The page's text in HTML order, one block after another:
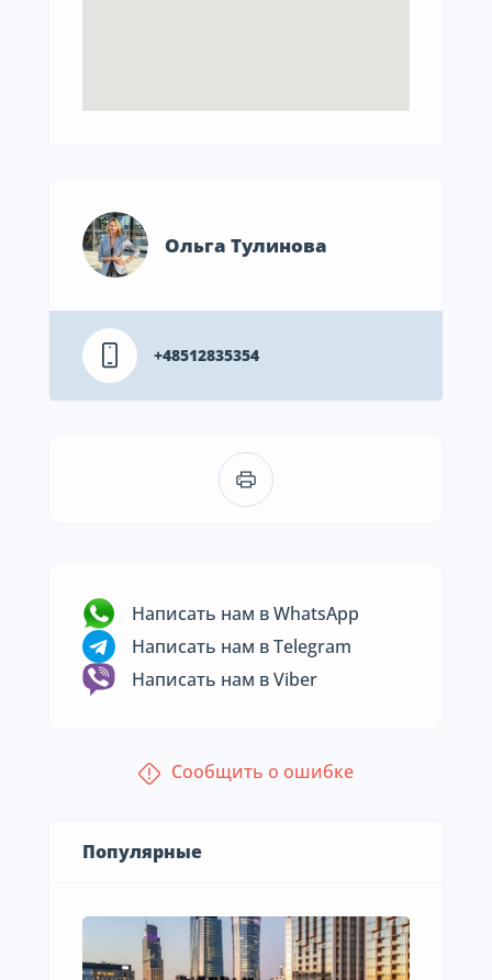
Ольга Тулинова
+48512835354
Написать нам в WhatsApp
Написать нам в Telegram
Написать нам в Viber
Сообщить о ошибке
Популярные